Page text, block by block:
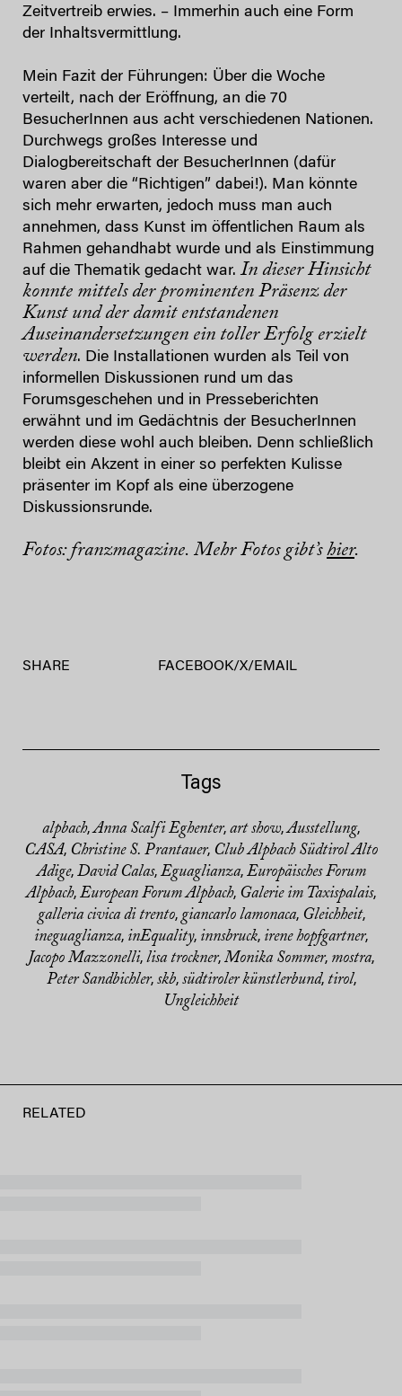
Zeitvertreib erwies. – Immerhin auch eine Form
der Inhaltsvermittlung.
Mein Fazit der Führungen: Über die Woche
verteilt, nach der Eröffnung, an die 70
BesucherInnen aus acht verschiedenen Nationen.
Durchwegs großes Interesse und
Dialogbereitschaft der BesucherInnen (dafür
waren aber die “Richtigen” dabei!). Man könnte
sich mehr erwarten, jedoch muss man auch
annehmen, dass Kunst im öffentlichen Raum als
Rahmen gehandhabt wurde und als Einstimmung
auf die Thematik gedacht war. In dieser Hinsicht
konnte mittels der prominenten Präsenz der
Kunst und der damit entstandenen
Auseinandersetzungen ein toller Erfolg erzielt
werden. Die Installationen wurden als Teil von
informellen Diskussionen rund um das
Forumsgeschehen und in Presseberichten
erwähnt und im Gedächtnis der BesucherInnen
werden diese wohl auch bleiben. Denn schließlich
bleibt ein Akzent in einer so perfekten Kulisse
präsenter im Kopf als eine überzogene
Diskussionsrunde.
Fotos: franzmagazine. Mehr Fotos gibt’shier.
SHARE FACEBOOK/X/EMAIL
Tags
alpbach,Anna Scalfi Eghenter, art show,Ausstellung,
CASA, Christine S. Prantauer, Club Alpbach Südtirol Alto
Adige, David Calas, Eguaglianza, Europäisches Forum
Alpbach, European Forum Alpbach, Galerie im Taxispalais,
galleria civica di trento, giancarlo lamonaca, Gleichheit,
ineguaglianza, inEquality, innsbruck, irene hopfgartner,
Jacopo Mazzonelli, lisa trockner, Monika Sommer, mostra,
Peter Sandbichler, skb, südtiroler künstlerbund, tirol,
Ungleichheit
RELATED